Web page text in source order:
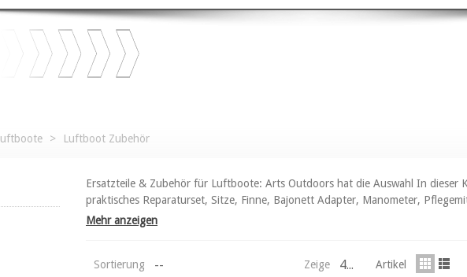
> Luftboot Zubehör
Ersatzteile & Zubehör für Luftboote: Arts Outdoors hat die Auswahl In
praktisches Reparaturset, Sitze, Finne, Bajonett Adapter, Manometer,
Mehr anzeigen
Sortierung -- Zeige 44 Artikel